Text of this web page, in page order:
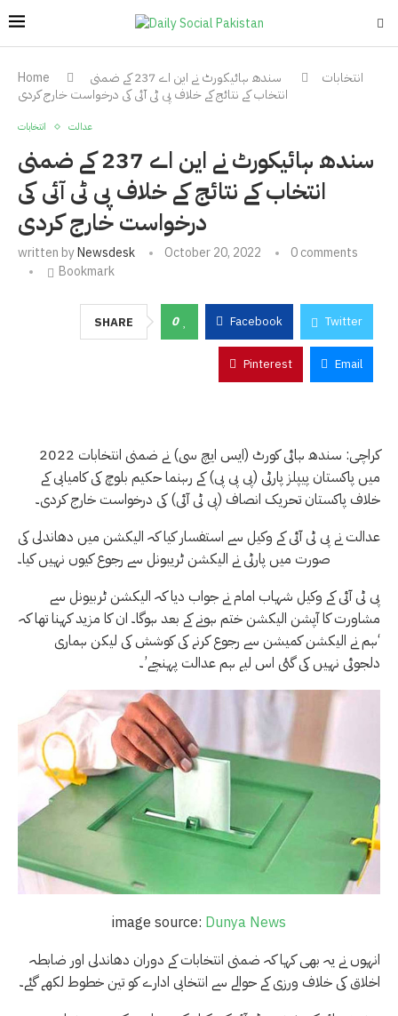
Home انتخابات
سندھ ہائیکورٹ نے این اے 237 کے ضمنی
انتخاب کے نتائج کے خلاف پی ٹی آئی کی درخواست خارج کردی
انتخابات عدالت
سندھ ہائیکورٹ نے این اے 237 کے ضمنی
انتخاب کے نتائج کے خلاف پی ٹی آئی کی
درخواست خارج کردی
written byNewsdesk October 20, 2022
0 comments
Bookmark
SHARE 0 Facebook Twitter
Pinterest Email
کراچی: سندھ ہائی کورٹ (ایس ایچ سی) نے ضمنی انتخابات 2022
میں پاکستان پیپلز پارٹی (پی پی پی) کے رہنما حکیم بلوچ کی کامیابی کے
خلاف پاکستان تحریک انصاف (پی ٹی آئی) کی درخواست خارج کردی۔
عدالت نے پی ٹی آئی کے وکیل سے استفسار کیا کہ الیکشن میں دھاندلی کی
صورت میں پارٹی نے الیکشن ٹریبونل سے رجوع کیوں نہیں کیا۔
پی ٹی آئی کے وکیل شہاب امام نے جواب دیا کہ الیکشن ٹربیونل سے
مشاورت کا آپشن الیکشن ختم ہونے کے بعد ہوگا۔ ان کا مزید کہنا تھا کہ
‘ہم نے الیکشن کمیشن سے رجوع کرنے کی کوشش کی لیکن ہماری
دلجوئی نہیں کی گئی اس لیے ہم عدالت پہنچے’۔
image source: Dunya News
انہوں نے یہ بھی کہا کہ ضمنی انتخابات کے دوران دھاندلی اور ضابطہ
اخلاق کی خلاف ورزی کے حوالے سے انتخابی ادارے کو تین خطوط لکھے گئے۔